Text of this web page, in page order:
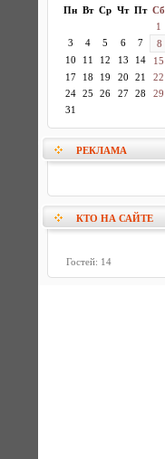
Пн Вт Ср Чт Пт Сб
1
3
4 5 6 7 8
10
11 12 13 14 15
17
18 19 20 21 22
24
25 26 27 28 29
31
РЕКЛАМА
КТО НА САЙТЕ
Гостей: 14